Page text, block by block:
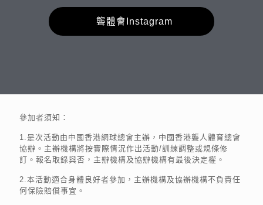
聾體會Instagram
參加者須知：
1.是次活動由中國香港網球總會主辦，中國香港聾人體育總會
協辦。主辦機構將按實際情況作出活動/訓練調整或規條修
訂。報名取錄與否，主辦機構及協辦機構有最後決定權。
2.本活動適合身體良好者參加，主辦機構及協辦機構不負責任
何保險賠償事宜。